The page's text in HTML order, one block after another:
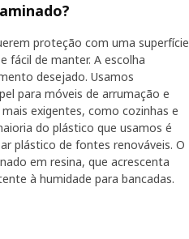
proteção com uma superfície
fácil de manter. A escolha
desejado. Usamos
para móveis de arrumação e
exigentes, como cozinhas e
do plástico que usamos é
plástico de fontes renováveis. O
em resina, que acrescenta
à humidade para bancadas.